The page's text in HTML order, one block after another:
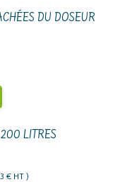
DU DOSEUR
a
variations.
LITRES
€ HT )